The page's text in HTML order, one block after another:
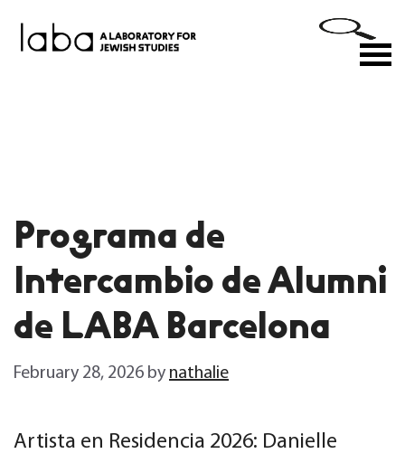
Programa de
Intercambio de Alumni
de LABA Barcelona
February 28, 2026 by nathalie
Artista en Residencia 2026: Danielle